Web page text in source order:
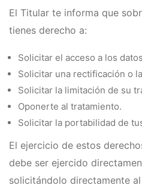
El Titular te informa que
tienes derecho a:
Solicitar el acceso a los
Solicitar una rectificación o
Solicitar la limitación de su
Oponerte al tratamiento.
Solicitar la portabilidad de
El ejercicio de estos
debe ser ejercido
solicitándolo directamente